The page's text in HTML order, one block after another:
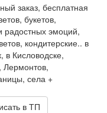
заказ, бесплатная
букетов,
радостных эмоций,
кондитерские.. в
в Кисловодске,
села +
в ТП